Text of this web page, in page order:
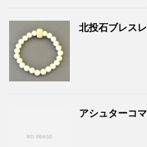
北投石ブレス
アシュターコ